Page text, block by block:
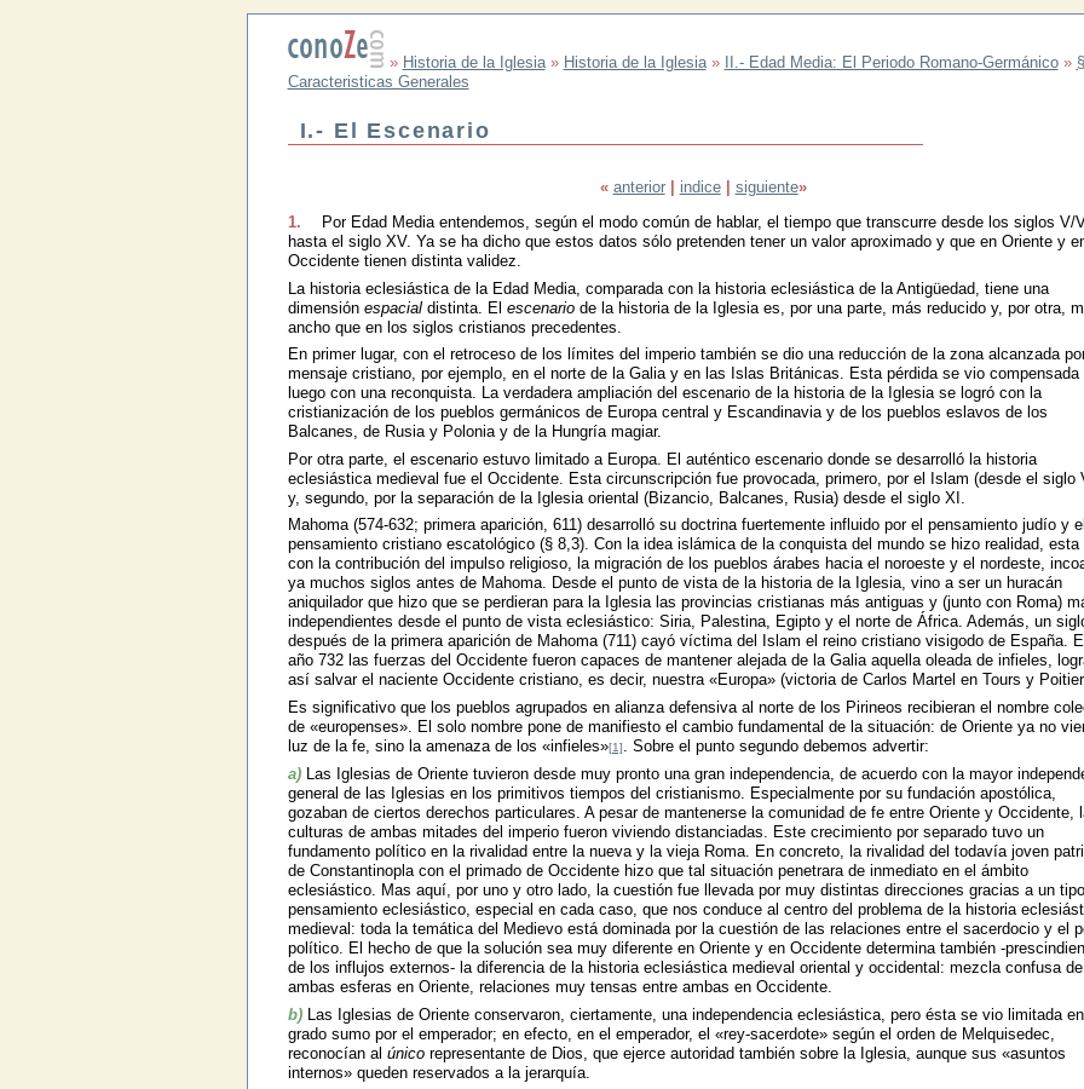
» Historia de la Iglesia» Historia de la Iglesia» II.- Edad Media: El Periodo Romano-Germánico»
Caracteristicas Generales
I.- El Escenario
« anterior indice siguiente»
1.
Por Edad Media entendemos, según el modo común de hablar, el tiempo que transcurre desde los siglos V/
hasta el siglo XV. Ya se ha dicho que estos datos sólo pretenden tener un valor aproximado y que en Oriente y
Occidente tienen distinta validez.
La historia eclesiástica de la Edad Media, comparada con la historia eclesiástica de la Antigüedad, tiene una
dimensión espacialdistinta. El escenariode la historia de la Iglesia es, por una parte, más reducido y, por otra,
ancho que en los siglos cristianos precedentes.
En primer lugar, con el retroceso de los límites del imperio también se dio una reducción de la zona alcanzada
mensaje cristiano, por ejemplo, en el norte de la Galia y en las Islas Británicas. Esta pérdida se vio compensada
luego con una reconquista. La verdadera ampliación del escenario de la historia de la Iglesia se logró con la
cristianización de los pueblos germánicos de Europa central y Escandinavia y de los pueblos eslavos de los
Balcanes, de Rusia y Polonia y de la Hungría magiar.
Por otra parte, el escenario estuvo limitado a Europa. El auténtico escenario donde se desarrolló la historia
eclesiástica medieval fue el Occidente. Esta circunscripción fue provocada, primero, por el Islam (desde el siglo
y, segundo, por la separación de la Iglesia oriental (Bizancio, Balcanes, Rusia) desde el siglo XI.
Mahoma (574-632; primera aparición, 611) desarrolló su doctrina fuertemente influido por el pensamiento judío y el
pensamiento cristiano escatológico (§ 8,3). Con la idea islámica de la conquista del mundo se hizo realidad, esta
con la contribución del impulso religioso, la migración de los pueblos árabes hacia el noroeste y el nordeste,
ya muchos siglos antes de Mahoma. Desde el punto de vista de la historia de la Iglesia, vino a ser un huracán
aniquilador que hizo que se perdieran para la Iglesia las provincias cristianas más antiguas y (junto con Roma)
independientes desde el punto de vista eclesiástico: Siria, Palestina, Egipto y el norte de África. Además, un
después de la primera aparición de Mahoma (711) cayó víctima del Islam el reino cristiano visigodo de España.
año 732 las fuerzas del Occidente fueron capaces de mantener alejada de la Galia aquella oleada de infieles,
así salvar el naciente Occidente cristiano, es decir, nuestra «Europa» (victoria de Carlos Martel en Tours y
Es significativo que los pueblos agrupados en alianza defensiva al norte de los Pirineos recibieran el nombre
de «europenses». El solo nombre pone de manifiesto el cambio fundamental de la situación: de Oriente ya no
luz de la fe, sino la amenaza de los «infieles»[1]
. Sobre el punto segundo debemos advertir:
a)Las Iglesias de Oriente tuvieron desde muy pronto una gran independencia, de acuerdo con la mayor
general de las Iglesias en los primitivos tiempos del cristianismo. Especialmente por su fundación apostólica,
gozaban de ciertos derechos particulares. A pesar de mantenerse la comunidad de fe entre Oriente y Occidente,
culturas de ambas mitades del imperio fueron viviendo distanciadas. Este crecimiento por separado tuvo un
fundamento político en la rivalidad entre la nueva y la vieja Roma. En concreto, la rivalidad del todavía joven
de Constantinopla con el primado de Occidente hizo que tal situación penetrara de inmediato en el ámbito
eclesiástico. Mas aquí, por uno y otro lado, la cuestión fue llevada por muy distintas direcciones gracias a un
pensamiento eclesiástico, especial en cada caso, que nos conduce al centro del problema de la historia
medieval: toda la temática del Medievo está dominada por la cuestión de las relaciones entre el sacerdocio y el
político. El hecho de que la solución sea muy diferente en Oriente y en Occidente determina también -
de los influjos externos- la diferencia de la historia eclesiástica medieval oriental y occidental: mezcla confusa de
ambas esferas en Oriente, relaciones muy tensas entre ambas en Occidente.
b)Las Iglesias de Oriente conservaron, ciertamente, una independencia eclesiástica, pero ésta se vio limitada en
grado sumo por el emperador; en efecto, en el emperador, el «rey-sacerdote» según el orden de Melquisedec,
reconocían al únicorepresentante de Dios, que ejerce autoridad también sobre la Iglesia, aunque sus «asuntos
internos» queden reservados a la jerarquía.